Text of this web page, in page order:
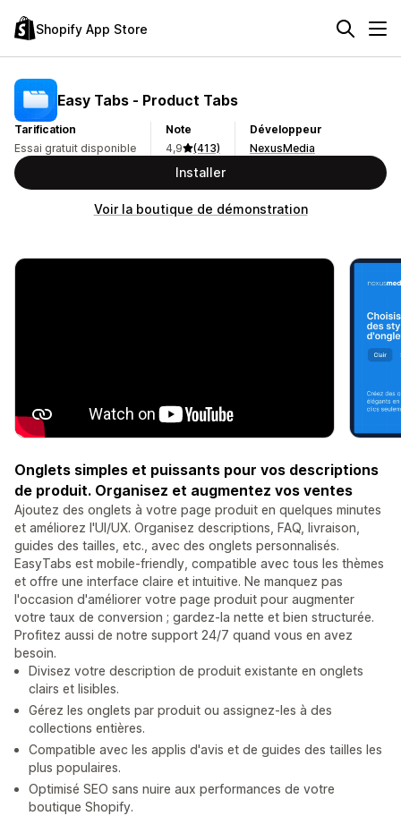
Shopify App Store
Easy Tabs ‑ Product Tabs
Tarification
Essai gratuit disponible
Note
4,9
(413)
Développeur
NexusMedia
Installer
Voir la boutique de démonstration
Onglets simples et puissants pour vos descriptions
de produit. Organisez et augmentez vos ventes
Ajoutez des onglets à votre page produit en quelques minutes
et améliorez l'UI/UX. Organisez descriptions, FAQ, livraison,
guides des tailles, etc., avec des onglets personnalisés.
EasyTabs est mobile-friendly, compatible avec tous les thèmes
et offre une interface claire et intuitive. Ne manquez pas
l'occasion d'améliorer votre page produit pour augmenter
votre taux de conversion ; gardez-la nette et bien structurée.
Profitez aussi de notre support 24/7 quand vous en avez
besoin.
Divisez votre description de produit existante en onglets
clairs et lisibles.
Gérez les onglets par produit ou assignez-les à des
collections entières.
Compatible avec les applis d'avis et de guides des tailles les
plus populaires.
Optimisé SEO sans nuire aux performances de votre
boutique Shopify.